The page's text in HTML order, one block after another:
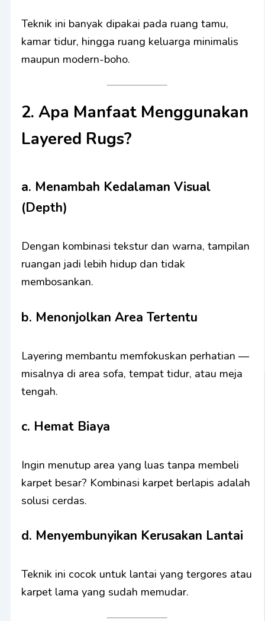
Teknik ini banyak dipakai pada ruang tamu,
kamar tidur, hingga ruang keluarga minimalis
maupun modern-boho.
2. Apa Manfaat Menggunakan
Layered Rugs?
a. Menambah Kedalaman Visual
(Depth)
Dengan kombinasi tekstur dan warna, tampilan
ruangan jadi lebih hidup dan tidak
membosankan.
b. Menonjolkan Area Tertentu
Layering membantu memfokuskan perhatian —
misalnya di area sofa, tempat tidur, atau meja
tengah.
c. Hemat Biaya
Ingin menutup area yang luas tanpa membeli
karpet besar? Kombinasi karpet berlapis adalah
solusi cerdas.
d. Menyembunyikan Kerusakan Lantai
Teknik ini cocok untuk lantai yang tergores atau
karpet lama yang sudah memudar.